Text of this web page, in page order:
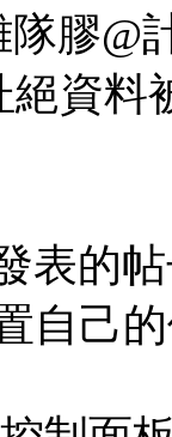
膠@
絕資料
表的
自己